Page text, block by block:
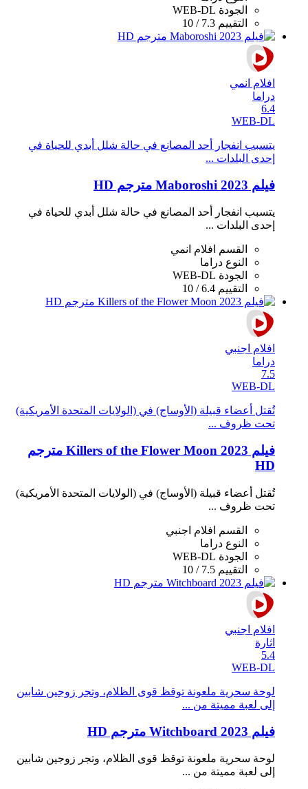
الجودة WEB-DL
التقييم 7.3 / 10
افلام انمي
دراما
6.4
WEB-DL
يتسبب انفجار أحد المصانع في حالة شلل أبدي للحياة في
إحدى البلدات ...
فيلم Maboroshi 2023 مترجم HD
يتسبب انفجار أحد المصانع في حالة شلل أبدي للحياة في
إحدى البلدات ...
القسم افلام انمي
النوع دراما
الجودة WEB-DL
التقييم 6.4 / 10
افلام اجنبي
دراما
7.5
WEB-DL
تُقتل أعضاء قبيلة (الأوساج) في (الولايات المتحدة الأمريكية)
تحت ظروف ...
فيلم Killers of the Flower Moon 2023 مترجم
HD
تُقتل أعضاء قبيلة (الأوساج) في (الولايات المتحدة الأمريكية)
تحت ظروف ...
القسم
افلام اجنبي
النوع دراما
الجودة WEB-DL
التقييم 7.5 / 10
افلام اجنبي
اثارة
5.4
WEB-DL
لوحة سحرية ملعونة توقظ قوى الظلام، وتجر زوجين شابين
إلى لعبة مميتة من ...
فيلم Witchboard 2023 مترجم HD
لوحة سحرية ملعونة توقظ قوى الظلام، وتجر زوجين شابين
إلى لعبة مميتة من ...